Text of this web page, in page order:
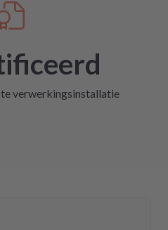
verwerkingsinstallatie